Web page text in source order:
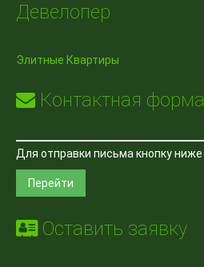
Девелопер
Элитные Квартиры
Контактная форма
Для отправки письма кнопку ниже
Перейти
Оставить заявку